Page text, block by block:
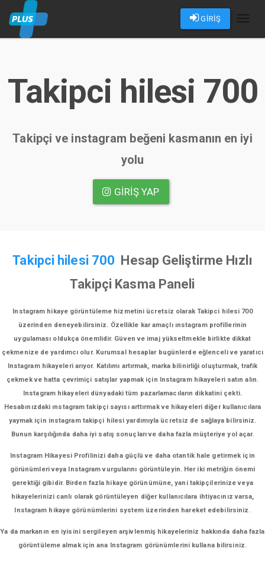
GİRİŞ
Takipci hilesi 700
Takipçi ve instagram beğeni kasmanın en iyi
yolu
GIRIŞ YAP
Takipci hilesi 700 Hesap Geliştirme Hızlı
Takipçi Kasma Paneli
Instagram hikaye görüntüleme hizmetini ücretsiz olarak Takipci hilesi 700
üzerinden deneyebilirsiniz. Özellikle kar amaçlı ınstagram profillerinin
uygulaması oldukça önemlidir. Güven ve imaj yükseltmekle birlikte dikkat
çekmenize de yardımcı olur. Kurumsal hesaplar bugünlerde eğlenceli ve yaratıcı
Instagram hikayeleri arıyor. Katılımı artırmak, marka bilinirliği oluşturmak, trafik
çekmek ve hatta çevrimiçi satışlar yapmak için Instagram hikayeleri satın alın.
Instagram hikayeleri dünyadaki tüm pazarlamacıların dikkatini çekti.
Hesabınızdaki ınstagram takipçi sayısı arttırmak ve hikayeleri diğer kullanıcılara
yaymak için instagram takipçi hilesi yardımıyla ücretsiz de sağlaya bilirsiniz.
Bunun karşılığında daha iyi satış sonuçları ve daha fazla müşteriye yol açar.
Instagram Hikayesi Profilinizi daha güçlü ve daha otantik hale getirmek için
görünümleri veya Instagram vurgularını görüntüleyin. Her iki metriğin önemi
gerektiği gibidir. Birden fazla hikaye görünümüne, yani takipçilerinize veya
hikayelerinizi canlı olarak görüntüleyen diğer kullanıcılara ihtiyacınız varsa,
Instagram hikaye görünümlerini system üzerinden hareket edebilirsiniz.
Ya da markanın en iyisini sergileyen arşivlenmiş hikayeleriniz hakkında daha fazla
görüntüleme almak için ana Instagram görünümlerini kullana bilirsiniz.